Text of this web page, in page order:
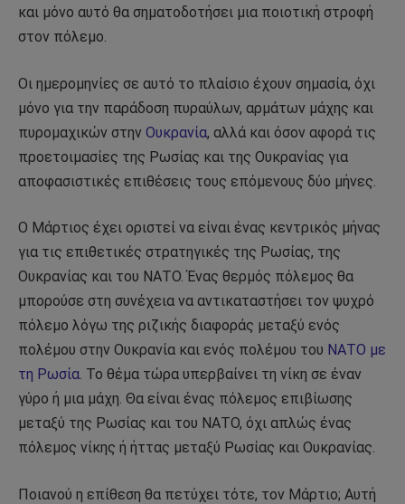
και μόνο αυτό θα σηματοδοτήσει μια ποιοτική στροφή
στον πόλεμο.
Οι ημερομηνίες σε αυτό το πλαίσιο έχουν σημασία, όχι
μόνο για την παράδοση πυραύλων, αρμάτων μάχης και
πυρομαχικών στην Ουκρανία, αλλά και όσον αφορά τις
προετοιμασίες της Ρωσίας και της Ουκρανίας για
αποφασιστικές επιθέσεις τους επόμενους δύο μήνες.
Ο Μάρτιος έχει οριστεί να είναι ένας κεντρικός μήνας
για τις επιθετικές στρατηγικές της Ρωσίας, της
Ουκρανίας και του ΝΑΤΟ. Ένας θερμός πόλεμος θα
μπορούσε στη συνέχεια να αντικαταστήσει τον ψυχρό
πόλεμο λόγω της ριζικής διαφοράς μεταξύ ενός
πολέμου στην Ουκρανία και ενός πολέμου του ΝΑΤΟ με
τη Ρωσία. Το θέμα τώρα υπερβαίνει τη νίκη σε έναν
γύρο ή μια μάχη. Θα είναι ένας πόλεμος επιβίωσης
μεταξύ της Ρωσίας και του ΝΑΤΟ, όχι απλώς ένας
πόλεμος νίκης ή ήττας μεταξύ Ρωσίας και Ουκρανίας.
Ποιανού η επίθεση θα πετύχει τότε, τον Μάρτιο; Αυτή